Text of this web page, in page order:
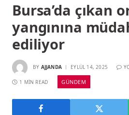
Bursa’da çıkan
yangınına
ediliyor
BY AJJANDA EYLÜL 14, 2025
1 MIN READ GÜNDEM